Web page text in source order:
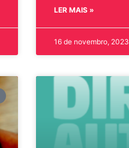
LER MAIS »
16 de novembro, 2023